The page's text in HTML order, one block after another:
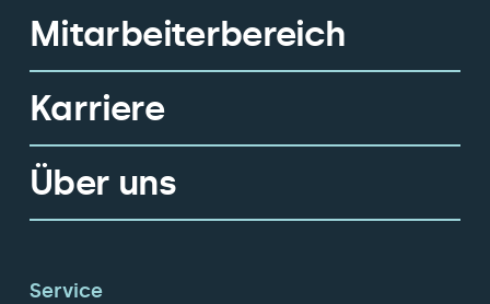
Mitarbeiterbereich
Karriere
Über uns
Service